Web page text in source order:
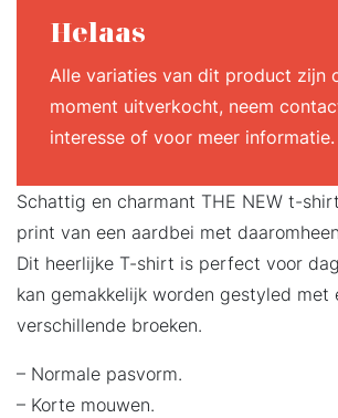
Helaas
Alle variaties van dit product zijn
moment uitverkocht, neem
interesse of voor meer informatie.
Schattig en charmant THE NEW t-
print van een aardbei met daaromheen
Dit heerlijke T-shirt is perfect voor
kan gemakkelijk worden gestyled met
verschillende broeken.
– Normale pasvorm.
– Korte mouwen.